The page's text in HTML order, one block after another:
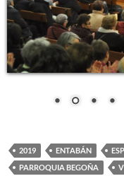
2019 ENTABÁN
PARROQUIA BEGOÑA